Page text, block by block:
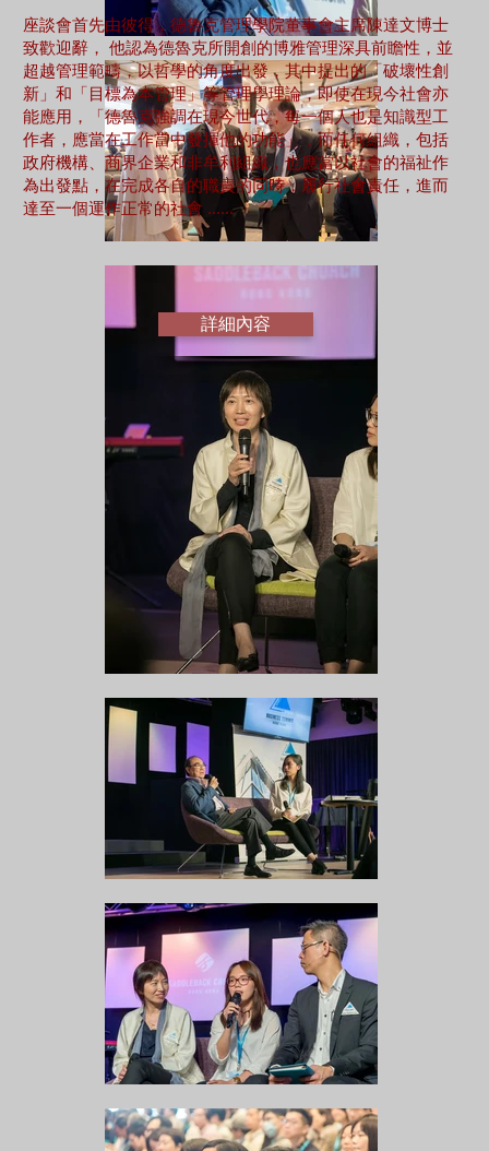
座談會首先由彼得．德魯克管理學院董事會主席陳達文博士
致歡迎辭， 他認為德魯克所開創的博雅管理深具前瞻性，並
超越管理範疇，以哲學的角度出發，其中提出的「破壞性創
新」和「目標為本管理」等管理學理論，即使在現今社會亦
能應用，「德魯克強調在現今世代，每一個人也是知識型工
作者，應當在工作當中發揮他的功能」，而任何組織，包括
政府機構、商界企業和非牟利組織，也應當以社會的福祉作
為出發點，在完成各自的職責的同時，履行社會責任，進而
達至一個運作正常的社會 ......
詳細內容